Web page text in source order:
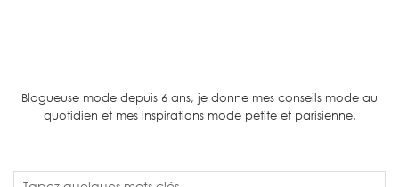
Blogueuse mode depuis 6 ans, je donne mes conseils mode au
quotidien et mes inspirations mode petite et parisienne.